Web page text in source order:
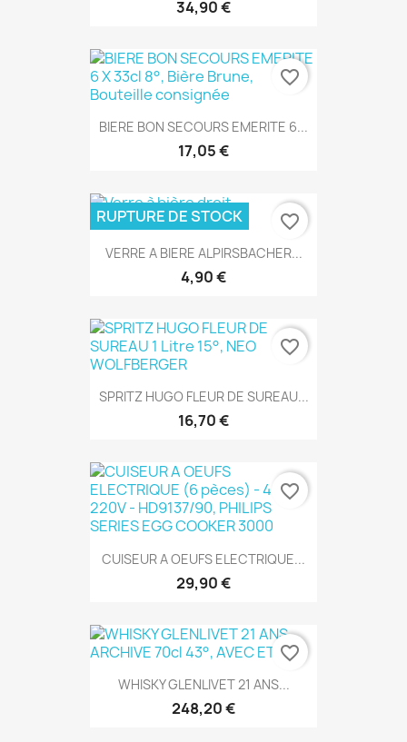
34,90 €
BIERE BON SECOURS EMERITE 6...
17,05 €
favorite_border
VERRE A BIERE ALPIRSBACHER...
4,90 €
RUPTURE DE STOCK favorite_border
SPRITZ HUGO FLEUR DE SUREAU...
16,70 €
favorite_border
CUISEUR A OEUFS ELECTRIQUE...
29,90 €
favorite_border
WHISKY GLENLIVET 21 ANS...
248,20 €
favorite_border